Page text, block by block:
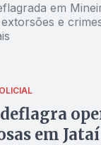
em
e
em